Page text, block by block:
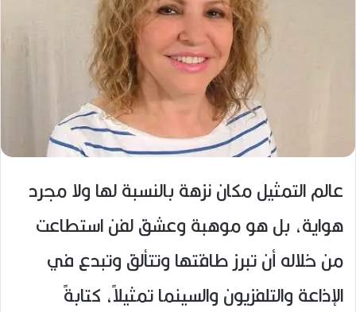
عالم التمثيل مكان نزهة بالنسبة لها ولا مجرد
هواية، بل هو موهبة وعشق لفن استطاعت
من خلاله أن تبرز طاقتها وتتألق وتبدع في
الإذاعة والتلفزيون والسينما تمثيلاً، كتابةً